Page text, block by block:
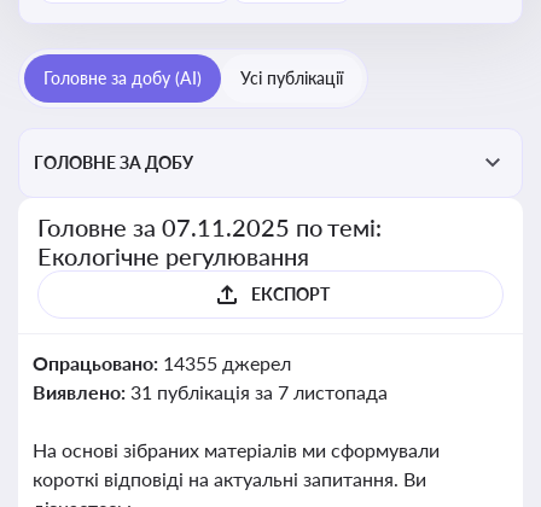
Головне за добу (AI) Усі публікації
ГОЛОВНЕ ЗА ДОБУ
Головне за 07.11.2025 по темі:
Екологічне регулювання
ЕКСПОРТ
Опрацьовано: 14355 джерел
Виявлено: 31 публікація за 7 листопада
На основі зібраних матеріалів ми сформували
короткі відповіді на актуальні запитання. Ви